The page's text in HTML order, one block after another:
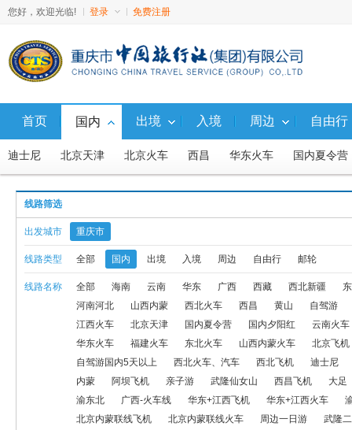
您好，欢迎光临! 登录 免费注册
首页 国内
迪士尼 北京天津 北京火车 西昌 华东火车 国内夏令营
广西 西藏 西北新疆 东北 山东 福建 广东 湖南
西藏火车 避暑游 直通车 福建火车 东北火车 山西内蒙
西北火车、汽车 西北飞机 国内 东北飞机 东北火车、汽车
九寨动车 国内10人内小包团 西沙 渝东北 广西-火车线
国内G5航线产品 北京内蒙联线飞机 北京内蒙联线火车 周边
万州出港国内火车线 康养线路 梵净山 恩施 山
万州出港出境飞机线 赤水 活动线路 陕西 陕西火车 自
出境 入境 周边 自由行
线路筛选
出发城市 重庆市
线路类型 全部 国内 出境 入境 周边 自由行 邮轮
线路名称 全部 海南 云南 华东 广西 西藏 西北新疆
河南河北
山西内蒙 西北火车 西昌 黄山
自驾游
江西火车
北京天津 国内夏令营 国内夕阳红
云南火车
华东火车
福建火车 东北火车 山西内蒙火车
北京飞机
自驾游国内5天以上
西北火车、汽车 西北飞机
迪士尼
内蒙
阿坝飞机 亲子游 武隆仙女山 西昌飞机
大足
渝东北
广西-火车线 华东+江西飞机 华东+江西火车
北京内蒙联线飞机
北京内蒙联线火车 周边一日游
武隆